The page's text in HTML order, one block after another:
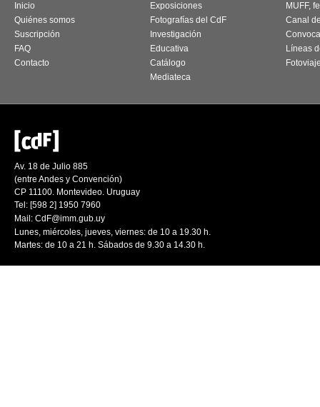
Inicio
Quiénes somos
Suscripción
FAQ
Contacto
Exposiciones
Fotografías del CdF
Investigación
Educativa
Catálogo
Mediateca
MUFF,
Canal
Líneas
Av. 18 de Julio 885
(entre Andes y Convención)
CP 11100. Montevideo. Uruguay
Tel: [598 2] 1950 7960
Mail: CdF@imm.gub.uy
Lunes, miércoles, jueves, viernes: de 10 a 19.30 h.
Martes: de 10 a 21 h. Sábados de 9.30 a 14.30 h.